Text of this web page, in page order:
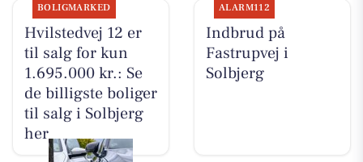
BOLIGMARKED
Hvilstedvej 12 er
til salg for kun
1.695.000 kr.: Se
de billigste boliger
til salg i Solbjerg
her
ALARM112
Indbrud på
Fastrupvej i
Solbjerg